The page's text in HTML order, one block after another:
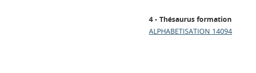
4 - Thésaurus formation
ALPHABETISATION 14094